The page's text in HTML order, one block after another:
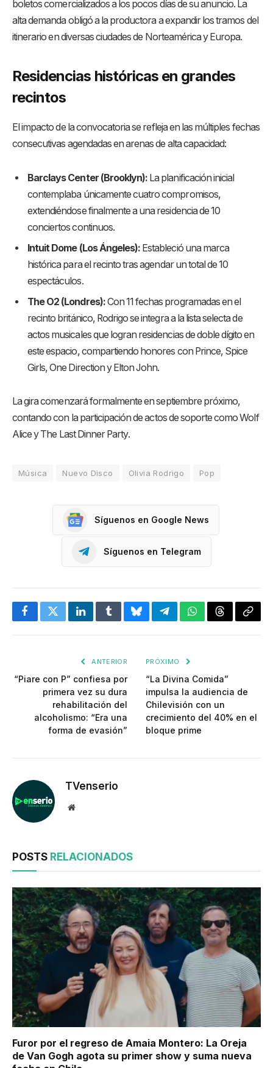
boletos comercializados a los pocos días de su anuncio. La
alta demanda obligó a la productora a expandir los tramos del
itinerario en diversas ciudades de Norteamérica y Europa.
Residencias históricas en grandes
recintos
El impacto de la convocatoria se refleja en las múltiples fechas
consecutivas agendadas en arenas de alta capacidad:
Barclays Center (Brooklyn): La planificación inicial
contemplaba únicamente cuatro compromisos,
extendiéndose finalmente a una residencia de 10
conciertos continuos.
Intuit Dome (Los Ángeles): Estableció una marca
histórica para el recinto tras agendar un total de 10
espectáculos.
The O2 (Londres):Con 11 fechas programadas en el
recinto británico, Rodrigo se integra a la lista selecta de
actos musicales que logran residencias de doble dígito en
este espacio, compartiendo honores con Prince, Spice
Girls, One Direction y Elton John.
La gira comenzará formalmente en septiembre próximo,
contando con la participación de actos de soporte como Wolf
Alice y The Last Dinner Party.
Música Nuevo Disco Olivia Rodrigo Pop
Síguenos en Google News
Síguenos en Telegram
FacebookTwitterLinkedInTumblrBlueskyTelegramWhatsApp
Threads
ANTERIOR
“Piare con P” confiesa por
primera vez su dura
rehabilitación del
alcoholismo: “Era una
forma de evasión”
PRÓXIMO
“La Divina Comida”
impulsa la audiencia de
Chilevisión con un
crecimiento del 40% en el
bloque prime
TVenserio
Website
POSTS RELACIONADOS
Furor por el regreso de Amaia Montero: La Oreja
de Van Gogh agota su primer show y suma nueva